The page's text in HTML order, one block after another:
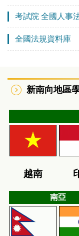
考試院 全國人事
全國法規資料庫
新南向地區
越南
南亞